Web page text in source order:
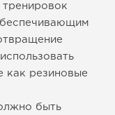
тренировок
как резиновые
быть